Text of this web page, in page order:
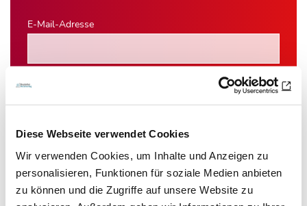
Diese Webseite verwendet Cookies
Wir verwenden Cookies, um Inhalte und Anzeigen zu
personalisieren, Funktionen für soziale Medien anbieten
zu können und die Zugriffe auf unsere Website zu
E-Mail-Adresse
gelesen.*